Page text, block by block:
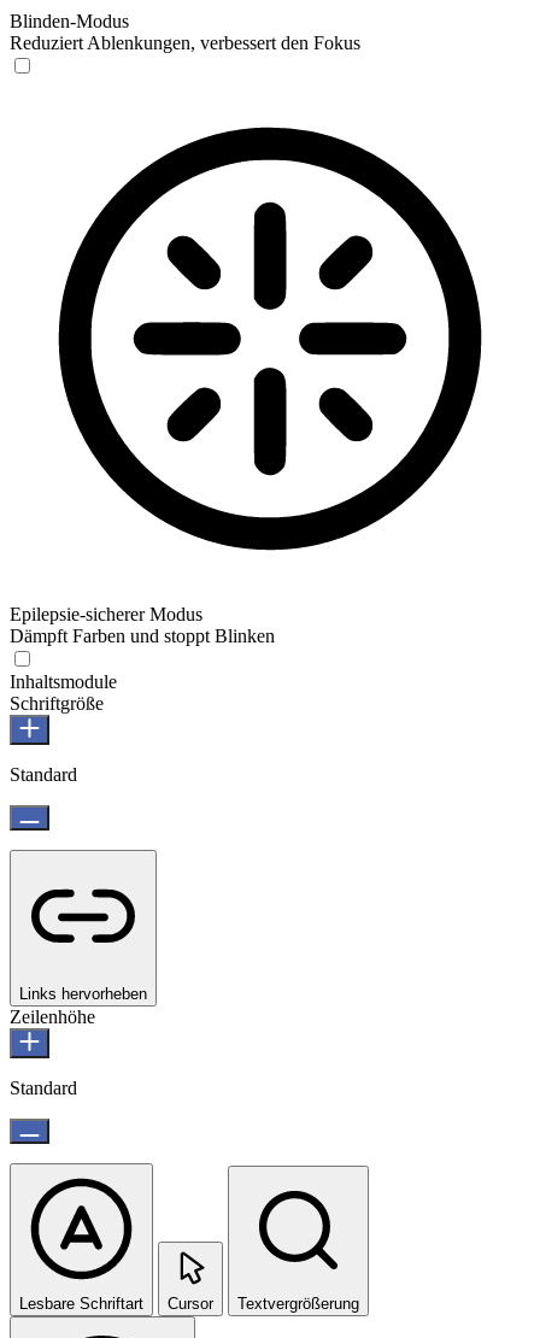
Blinden-Modus
Reduziert Ablenkungen, verbessert den Fokus
Epilepsie-sicherer Modus
Dämpft Farben und stoppt Blinken
Inhaltsmodule
Schriftgröße
Standard
Links hervorheben
Zeilenhöhe
Standard
Lesbare Schriftart Cursor Textvergrößerung